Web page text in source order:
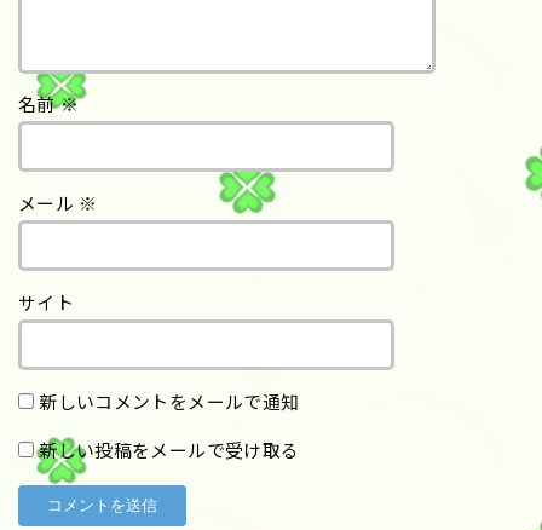
名前※
メール ※
サイト
新しいコメントをメールで通知
新しい投稿をメールで受け取る